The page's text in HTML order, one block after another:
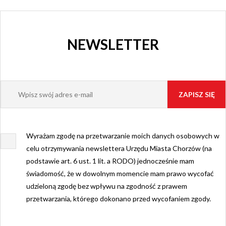
NEWSLETTER
Wyrażam zgodę na przetwarzanie moich danych osobowych w
celu otrzymywania newslettera Urzędu Miasta Chorzów (na
podstawie art. 6 ust. 1 lit. a RODO) jednocześnie mam
świadomość, że w dowolnym momencie mam prawo wycofać
udzieloną zgodę bez wpływu na zgodność z prawem
przetwarzania, którego dokonano przed wycofaniem zgody.